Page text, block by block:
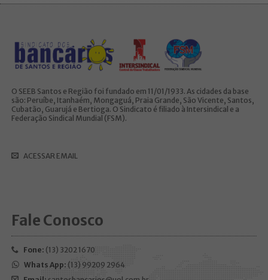
O SEEB Santos e Região foi fundado em 11/01/1933. As cidades da base
são: Peruíbe, Itanhaém, Mongaguá, Praia Grande, São Vicente, Santos,
Cubatão, Guarujá e Bertioga. O Sindicato é filiado à Intersindical e a
Federação Sindical Mundial (FSM).
ACESSAR EMAIL
Fale Conosco
Fone: (13) 3202 1670
Whats App: (13) 99209 2964